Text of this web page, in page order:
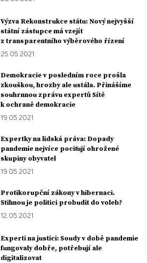
Výzva Rekonstrukce státu: Nový nejvyšší
státní zástupce má vzejít
z transparentního výběrového řízení
25. 05. 2021
Demokracie v posledním roce prošla
zkouškou, hrozby ale ustála. Přinášíme
souhrnnou zprávu expertů Sítě
k ochraně demokracie
19. 05. 2021
Expertky na lidská práva: Dopady
pandemie nejvíce pociťují ohrožené
skupiny obyvatel
19. 05. 2021
Protikorupční zákony v hibernaci.
Stihnou je politici probudit do voleb?
12. 05. 2021
Experti na justici: Soudy v době pandemie
fungovaly dobře, potřebují ale
digitalizovat